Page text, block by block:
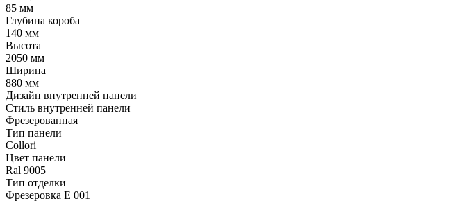
85 мм
Глубина короба
140 мм
Высота
2050 мм
Ширина
880 мм
Дизайн внутренней панели
Стиль внутренней панели
Фрезерованная
Тип панели
Collori
Цвет панели
Ral 9005
Тип отделки
Фрезеровка E 001